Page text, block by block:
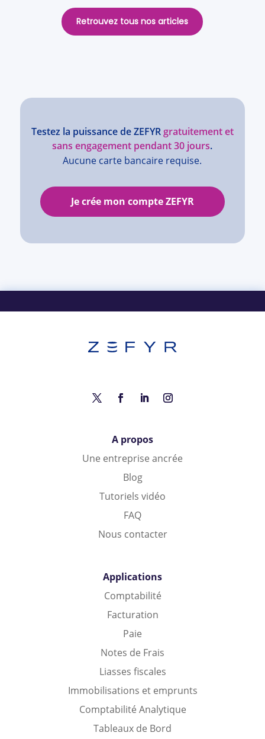
Retrouvez tous nos articles
Testez la puissance de ZEFYR gratuitement et
sans engagement pendant 30 jours.
Aucune carte bancaire requise.
Je crée mon compte ZEFYR
A propos
Une entreprise ancrée
Blog
Tutoriels vidéo
FAQ
Nous contacter
Applications
Comptabilité
Facturation
Paie
Notes de Frais
Liasses fiscales
Immobilisations et emprunts
Comptabilité Analytique
Tableaux de Bord